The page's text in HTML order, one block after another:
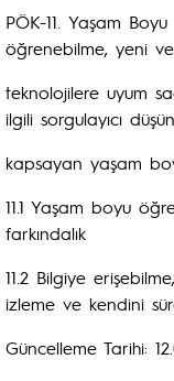
PÖK-11. Yaşam
öğrenebilme, yeni
teknolojilere uyum
ilgili sorgulayıcı
kapsayan yaşam
11.1 Yaşam boyu
farkındalık
11.2 Bilgiye
izleme ve kendini
Güncelleme Tarihi: